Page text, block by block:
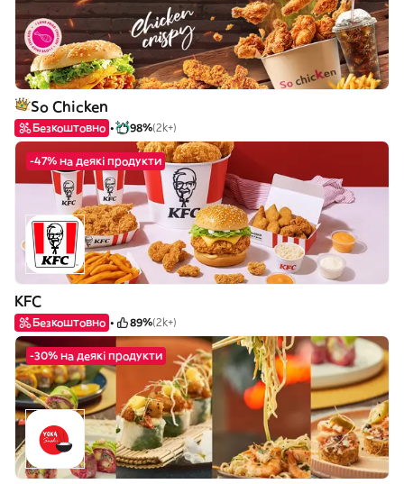
So Chicken
Безкоштовно 98%(2k+)
-47% на деякі продукти
KFC
Безкоштовно 89%(2k+)
-30% на деякі продукти